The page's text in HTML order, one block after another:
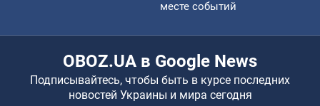
месте событий
OBOZ.UA в Google News
Подписывайтесь, чтобы быть в курсе последних
новостей Украины и мира сегодня